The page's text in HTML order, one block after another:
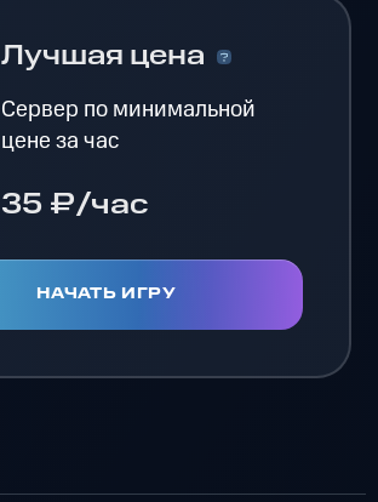
Лучшая цена
Сервер по минимальной
цене за час
35 ₽/час
НАЧАТЬ ИГРУ